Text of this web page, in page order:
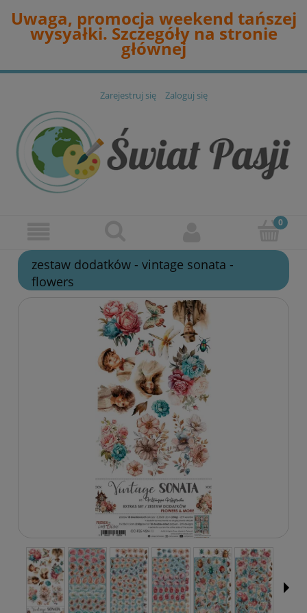
Uwaga, promocja weekend tańszej
wysyałki. Szczegóły na stronie
głównej
Zarejestruj się Zaloguj się
zestaw dodatków - vintage sonata -
flowers